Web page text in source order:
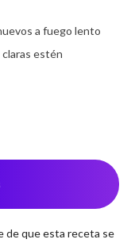
a fuego lento
estén
de que esta receta se